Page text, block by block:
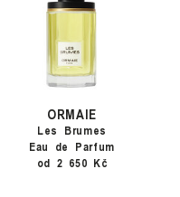
ORMAIE
Les Brumes
Eau de Parfum
od 2 650 Kč